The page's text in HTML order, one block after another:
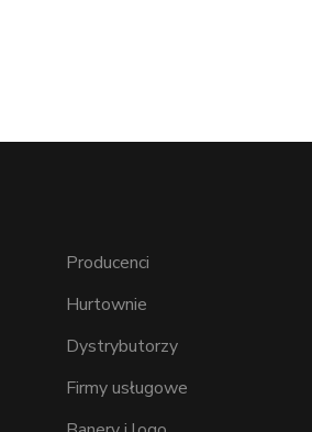
Producenci
Hurtownie
Dystrybutorzy
Firmy usługowe